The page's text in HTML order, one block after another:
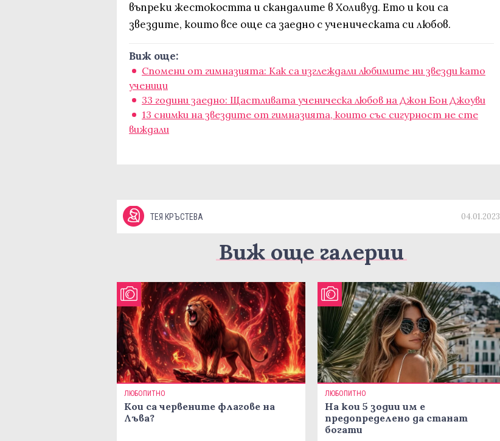
въпреки жестокостта и скандалите в Холивуд. Ето и кои са
звездите, които все още са заедно с ученическата си любов.
Виж още:
Спомени от гимназията: Как са изглеждали любимите ни звезди като
ученици
33 години заедно: Щастливата ученическа любов на Джон Бон Джоуви
13 снимки на звездите от гимназията, които със сигурност не сте
виждали
ТЕЯ КРЪСТЕВА 04.01.2023
Виж още галерии
ЛЮБОПИТНО
Кои са червените флагове на
Лъва?
ЛЮБОПИТНО
На кои 5 зодии им е
предопределено да станат
богати